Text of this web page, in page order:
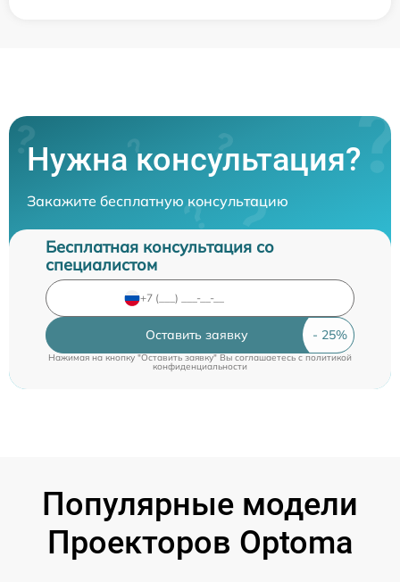
Нужна консультация?
Закажите бесплатную консультацию
Бесплатная консультация со
специалистом
Оставить заявку
Нажимая на кнопку "Оставить заявку" Вы соглашаетесь cполитикой
конфиденциальности
Популярные модели
Проекторов Optoma